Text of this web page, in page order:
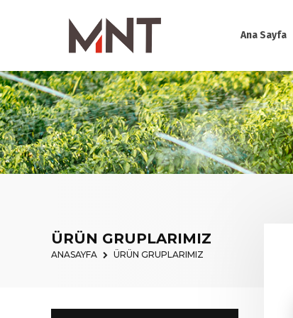
Ana Sayfa
ÜRÜN GRUPLARIMIZ
ANASAYFA ÜRÜN GRUPLARIMIZ